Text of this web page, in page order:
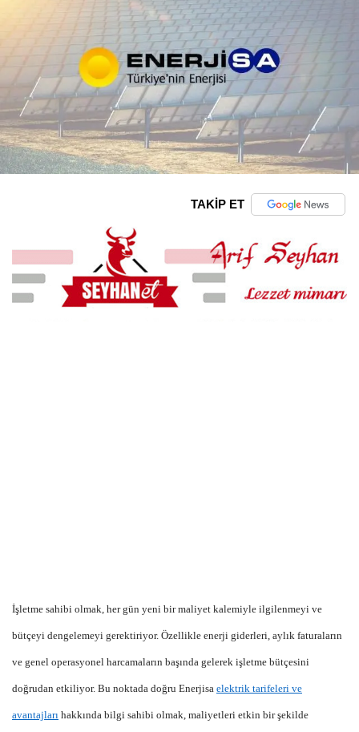
TAKİP ET
İşletme sahibi olmak, her gün yeni bir maliyet kalemiyle ilgilenmeyi ve
bütçeyi dengelemeyi gerektiriyor. Özellikle enerji giderleri, aylık faturaların
ve genel operasyonel harcamaların başında gelerek işletme bütçesini
doğrudan etkiliyor. Bu noktada doğru Enerjisa elektrik tarifeleri ve
avantajları hakkında bilgi sahibi olmak, maliyetleri etkin bir şekilde